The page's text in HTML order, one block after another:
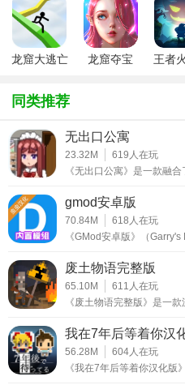
3. 丰富的剧情故事：游戏拥
家的探索逐步展开，揭示堕
秘。
4. 互动与选择：在旅途中遇到
堕龙窟手机版功能
1. 智能导航：自动标记目标
索或下一个目的地。
2. 自由视角：360度旋转视角
3. 多线剧情：根据玩家的选
增加重复游玩的价值。
4. 成就系统：完成特定任务
家深入探索。
龙窟大逃亡 龙窟夺宝
王者
同类推荐
无出口公寓
23.32M 619 人在玩
《无出口公寓》是一款融合
gmod安卓版
70.84M 618 人在玩
《GMod安卓版》（Garry's
废土物语完整版
65.10M 611 人在玩
《废土物语完整版》是一款
我在7年后等着你汉
56.28M 604 人在玩
《我在7年后等着你汉化版